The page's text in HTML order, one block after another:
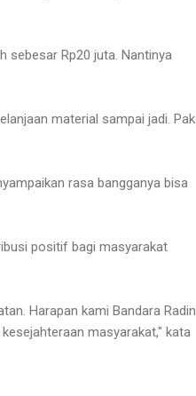
sebesar Rp20 juta. Nantinya
material sampai jadi. Pak
rasa bangganya bisa
positif bagi masyarakat
Harapan kami Bandara Radin
masyarakat," kata